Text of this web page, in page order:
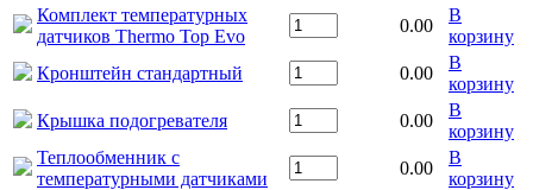
Комплект температурных
датчиков Thermo Top Evo
0.00
В
корзину
Кронштейн стандартный
0.00
В
корзину
Крышка подогревателя
0.00
В
корзину
Теплообменник с
температурными датчиками
0.00
В
корзину